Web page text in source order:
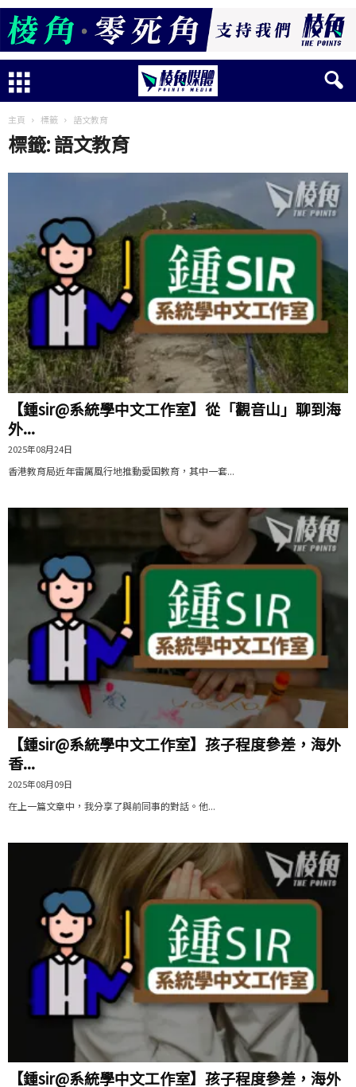
主頁 標籤 語文教育
標籤: 語文教育
【鍾sir@系統學中文工作室】從「觀音山」聊到海
外...
2025年08月24日
香港教育局近年雷厲風行地推動愛国教育，其中一套...
【鍾sir@系統學中文工作室】孩子程度參差，海外
香...
2025年08月09日
在上一篇文章中，我分享了與前同事的對話。他...
【鍾sir@系統學中文工作室】孩子程度參差，海外